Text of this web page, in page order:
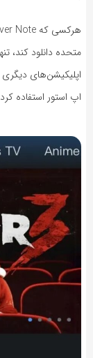
متحده دانلود کند،
اپلیکیشن‌های دیگری
اپ استور استفاده